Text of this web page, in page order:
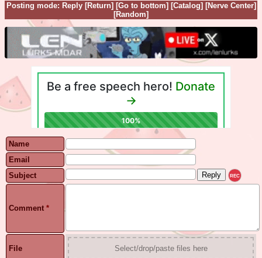
Posting mode: Reply [Return] [Go to bottom] [Catalog] [Nerve Center]
[Random]
Name
Email
Subject
REC
Comment *
File Select/drop/paste files here